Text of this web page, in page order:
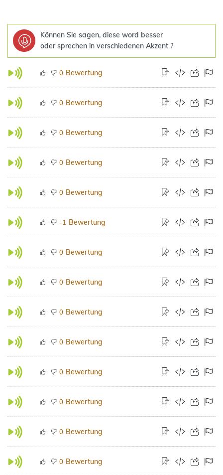
Können Sie sagen, diese word besser
oder sprechen in verschiedenen Akzent ?
0 Bewertung
0 Bewertung
0 Bewertung
0 Bewertung
0 Bewertung
-1 Bewertung
0 Bewertung
0 Bewertung
0 Bewertung
0 Bewertung
0 Bewertung
0 Bewertung
0 Bewertung
0 Bewertung